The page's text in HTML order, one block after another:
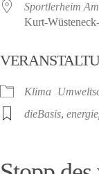
Sportlerheim
Kurt-
Klima
dieBasis,